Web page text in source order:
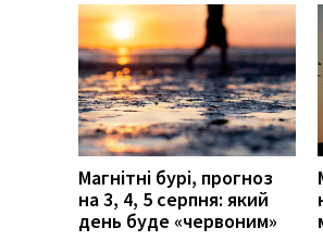
Магнітні бурі, прогноз
на 3, 4, 5 серпня: який
день буде «червоним»